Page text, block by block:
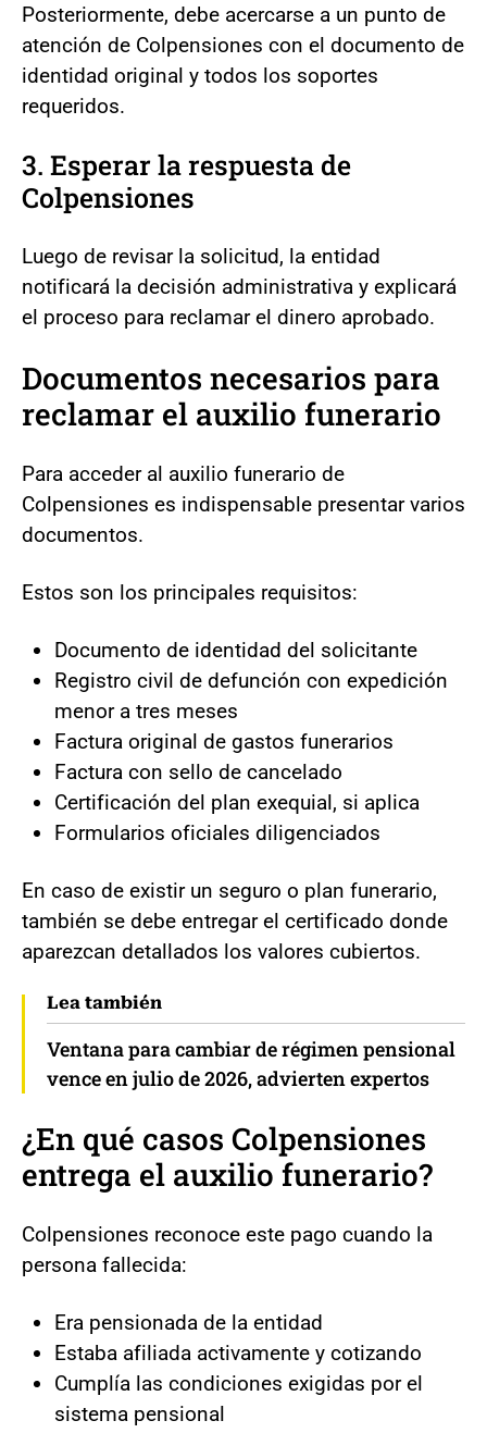
Posteriormente, debe acercarse a un punto de
atención de Colpensiones con el documento de
identidad original y todos los soportes
requeridos.
3. Esperar la respuesta de
Colpensiones
Luego de revisar la solicitud, la entidad
notificará la decisión administrativa y explicará
el proceso para reclamar el dinero aprobado.
Documentos necesarios para
reclamar el auxilio funerario
Para acceder al auxilio funerario de
Colpensiones es indispensable presentar varios
documentos.
Estos son los principales requisitos:
Documento de identidad del solicitante
Registro civil de defunción con expedición
menor a tres meses
Factura original de gastos funerarios
Factura con sello de cancelado
Certificación del plan exequial, si aplica
Formularios oficiales diligenciados
En caso de existir un seguro o plan funerario,
también se debe entregar el certificado donde
aparezcan detallados los valores cubiertos.
Lea también
Ventana para cambiar de régimen pensional
vence en julio de 2026, advierten expertos
¿En qué casos Colpensiones
entrega el auxilio funerario?
Colpensiones reconoce este pago cuando la
persona fallecida:
Era pensionada de la entidad
Estaba afiliada activamente y cotizando
Cumplía las condiciones exigidas por el
sistema pensional